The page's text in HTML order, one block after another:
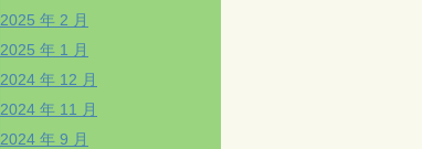
2025 年 2 月
2025 年 1 月
2024 年 12 月
2024 年 11 月
2024 年 9 月